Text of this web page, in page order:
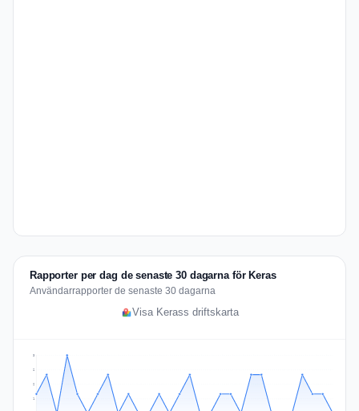
Rapporter per dag de senaste 30 dagarna för Keras
Användarrapporter de senaste 30 dagarna
Visa Kerass driftskarta
1
2
2
3